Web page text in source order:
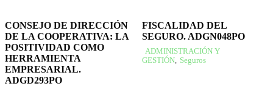
CONSEJO DE DIRECCIÓN
DE LA COOPERATIVA: LA
POSITIVIDAD COMO
HERRAMIENTA
EMPRESARIAL.
ADGD293PO
FISCALIDAD DEL
SEGURO. ADGN048PO
ADMINISTRACIÓN Y
GESTIÓN, Seguros